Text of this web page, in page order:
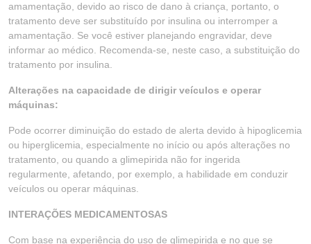
amamentação, devido ao risco de dano à criança, portanto, o
tratamento deve ser substituído por insulina ou interromper a
amamentação. Se você estiver planejando engravidar, deve
informar ao médico. Recomenda-se, neste caso, a substituição do
tratamento por insulina.
Alterações na capacidade de dirigir veículos e operar
máquinas:
Pode ocorrer diminuição do estado de alerta devido à hipoglicemia
ou hiperglicemia, especialmente no início ou após alterações no
tratamento, ou quando a glimepirida não for ingerida
regularmente, afetando, por exemplo, a habilidade em conduzir
veículos ou operar máquinas.
INTERAÇÕES MEDICAMENTOSAS
Com base na experiência do uso de glimepirida e no que se